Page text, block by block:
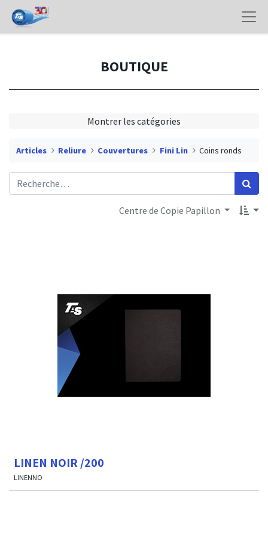
BOUTIQUE
Montrer les catégories
Articles Reliure Couvertures Fini Lin Coins ronds
Centre de Copie Papillon
LINEN NOIR /200
LINENNO